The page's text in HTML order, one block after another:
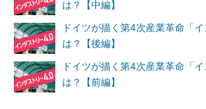
は？【中編】
ドイツが描く第4次産業革命「
は？【後編】
ドイツが描く第4次産業革命「
は？【前編】